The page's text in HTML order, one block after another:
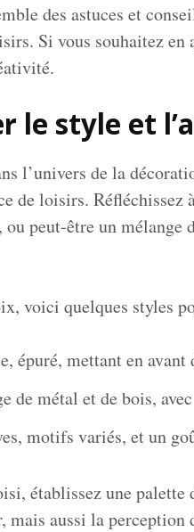
des astuces et
Si vous souhaitez
le style et
l’univers de la
de loisirs. Réfléchissez
, ou peut-être un mélange
voici quelques styles
épuré, mettant en avant
de métal et de bois,
motifs variés, et un
établissez une
mais aussi la